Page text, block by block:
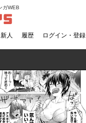
ガWEB
人 履歴 ログイン・登録